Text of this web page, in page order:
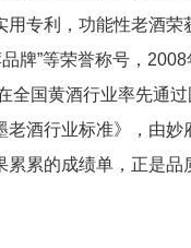
专利，功能性老酒
牌”等荣誉称号，
国黄酒行业率先通
酒行业标准》，由妙
累的成绩单，正是品